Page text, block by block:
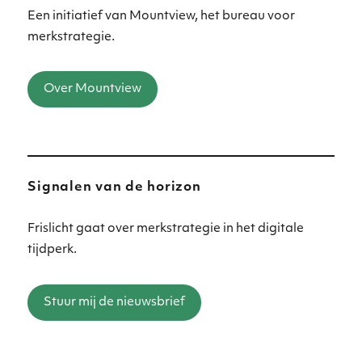
Een initiatief van Mountview, het bureau voor
merkstrategie.
Over Mountview
Signalen van de horizon
Frislicht gaat over merkstrategie in het digitale
tijdperk.
Stuur mij de nieuwsbrief